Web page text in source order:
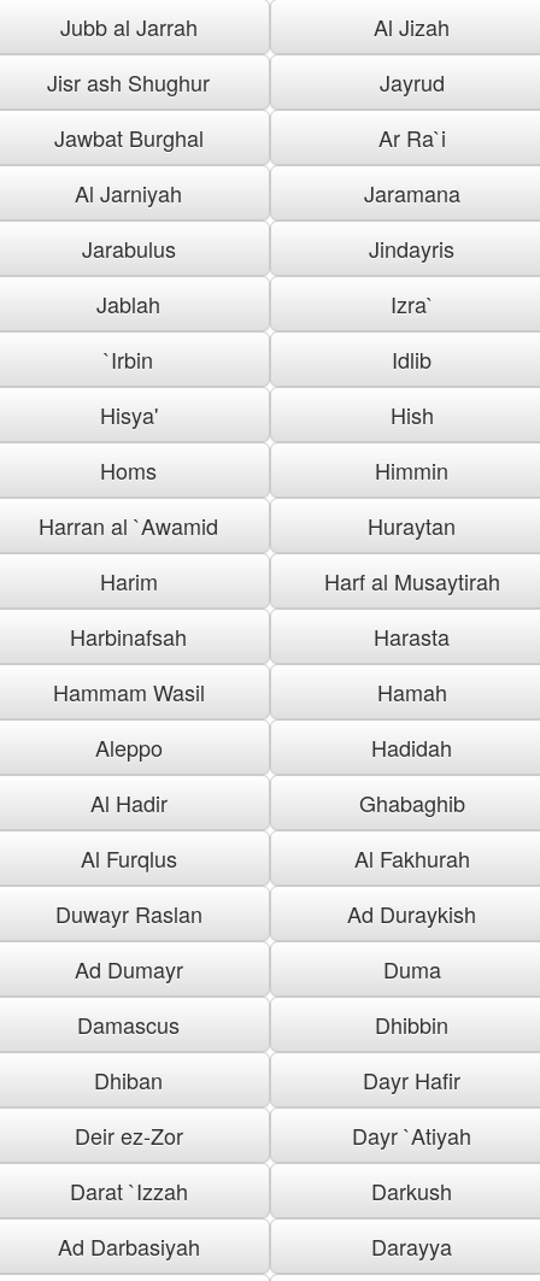
Jubb al Jarrah
Al Jizah
Jisr ash Shughur
Jayrud
Jawbat Burghal
Ar Ra`i
Al Jarniyah
Jaramana
Jarabulus
Jindayris
Jablah
Izra`
`Irbin
Idlib
Hisya'
Hish
Homs
Himmin
Harran al `Awamid
Huraytan
Harim
Harf al Musaytirah
Harbinafsah
Harasta
Hammam Wasil
Hamah
Aleppo
Hadidah
Al Hadir
Ghabaghib
Al Furqlus
Al Fakhurah
Duwayr Raslan
Ad Duraykish
Ad Dumayr
Duma
Damascus
Dhibbin
Dhiban
Dayr Hafir
Deir ez-Zor
Dayr `Atiyah
Darat `Izzah
Darkush
Ad Darbasiyah
Darayya